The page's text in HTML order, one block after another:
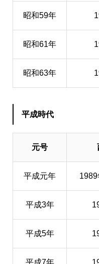
昭和59年
昭和61年
昭和63年
平成時代
元号
平成元年 1989
平成3年
平成5年